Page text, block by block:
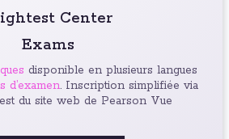
Center
Exams
disponible en plusieurs langues
d’examen. Inscription simplifiée via
du site web de Pearson Vue